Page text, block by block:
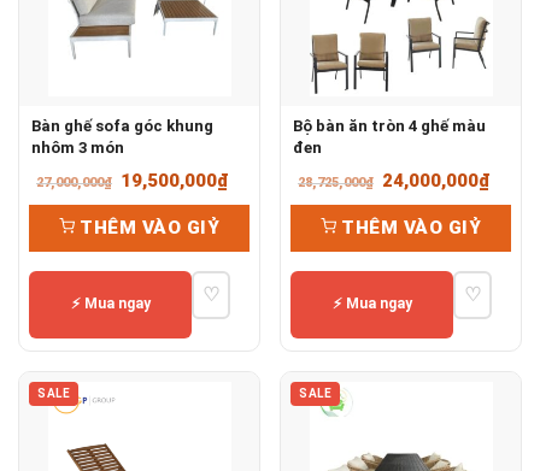
Bàn ghế sofa góc khung
nhôm 3 món
27,000,000₫
Giá
gốc
là:
27,000,000₫.
19,500,000₫Giá
hiện
19,500,000₫.
THÊM VÀO GIỶ
⚡ Mua ngay ♡
Bộ bàn ăn tròn 4 ghế màu
đen
28,725,000₫
Giá
gốc
là:
28,725,000₫.
24,000,000₫Giá
hiện
THÊM VÀO GIỶ
⚡ Mua ngay ♡
SALE SALE